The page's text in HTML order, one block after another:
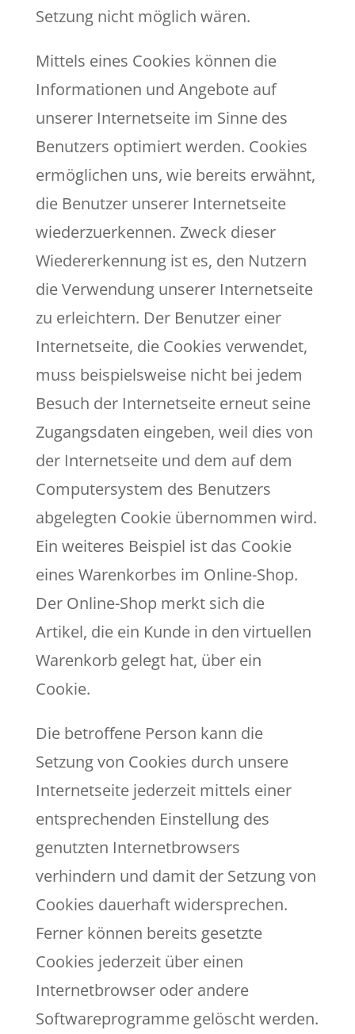
Setzung nicht möglich wären.
Mittels eines Cookies können die
Informationen und Angebote auf
unserer Internetseite im Sinne des
Benutzers optimiert werden. Cookies
ermöglichen uns, wie bereits erwähnt,
die Benutzer unserer Internetseite
wiederzuerkennen. Zweck dieser
Wiedererkennung ist es, den Nutzern
die Verwendung unserer Internetseite
zu erleichtern. Der Benutzer einer
Internetseite, die Cookies verwendet,
muss beispielsweise nicht bei jedem
Besuch der Internetseite erneut seine
Zugangsdaten eingeben, weil dies von
der Internetseite und dem auf dem
Computersystem des Benutzers
abgelegten Cookie übernommen wird.
Ein weiteres Beispiel ist das Cookie
eines Warenkorbes im Online-Shop.
Der Online-Shop merkt sich die
Artikel, die ein Kunde in den virtuellen
Warenkorb gelegt hat, über ein
Cookie.
Die betroffene Person kann die
Setzung von Cookies durch unsere
Internetseite jederzeit mittels einer
entsprechenden Einstellung des
genutzten Internetbrowsers
verhindern und damit der Setzung von
Cookies dauerhaft widersprechen.
Ferner können bereits gesetzte
Cookies jederzeit über einen
Internetbrowser oder andere
Softwareprogramme gelöscht werden.